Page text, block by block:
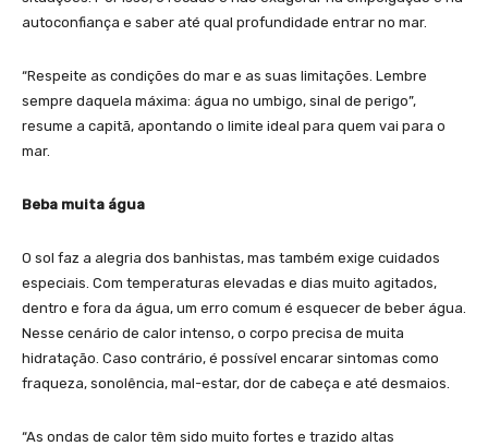
autoconfiança e saber até qual profundidade entrar no mar.
“Respeite as condições do mar e as suas limitações. Lembre
sempre daquela máxima: água no umbigo, sinal de perigo”,
resume a capitã, apontando o limite ideal para quem vai para o
mar.
Beba muita água
O sol faz a alegria dos banhistas, mas também exige cuidados
especiais. Com temperaturas elevadas e dias muito agitados,
dentro e fora da água, um erro comum é esquecer de beber água.
Nesse cenário de calor intenso, o corpo precisa de muita
hidratação. Caso contrário, é possível encarar sintomas como
fraqueza, sonolência, mal-estar, dor de cabeça e até desmaios.
“As ondas de calor têm sido muito fortes e trazido altas